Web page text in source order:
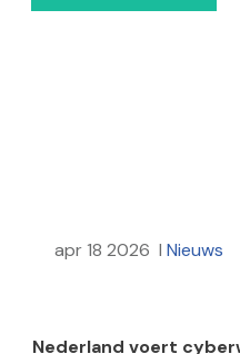
apr 18 2026 I Nieuws
Nederland voert